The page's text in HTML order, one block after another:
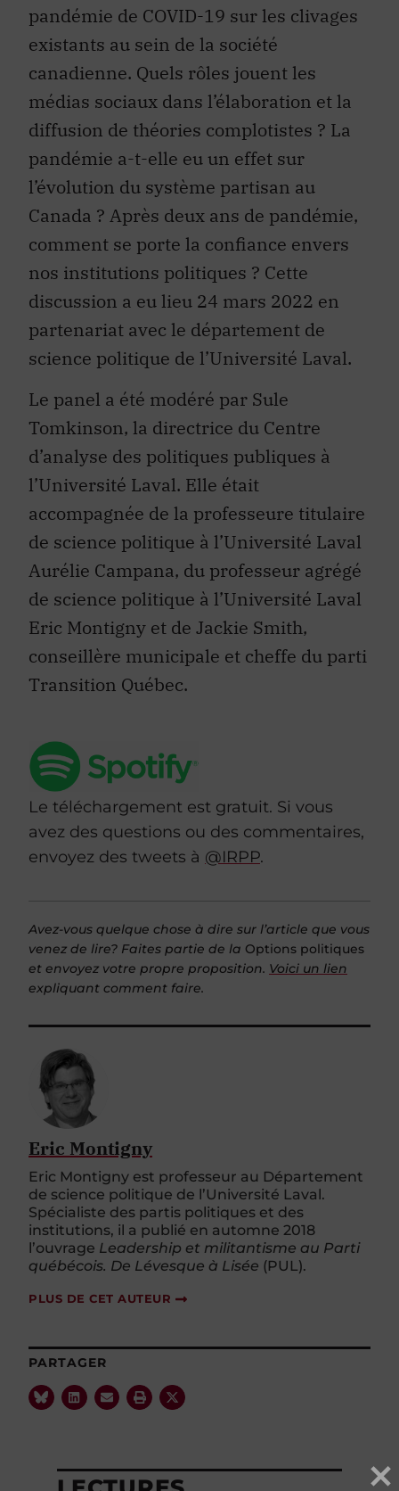
pandémie de COVID-19 sur les clivages
existants au sein de la société
canadienne. Quels rôles jouent les
médias sociaux dans l’élaboration et la
diffusion de théories complotistes ? La
pandémie a-t-elle eu un effet sur
l’évolution du système partisan au
Canada ? Après deux ans de pandémie,
comment se porte la confiance envers
nos institutions politiques ? Cette
discussion a eu lieu 24 mars 2022 en
partenariat avec le département de
science politique de l’Université Laval.
Le panel a été modéré par Sule
Tomkinson, la directrice du Centre
d’analyse des politiques publiques à
l’Université Laval. Elle était
accompagnée de la professeure titulaire
de science politique à l’Université Laval
Aurélie Campana, du professeur agrégé
de science politique à l’Université Laval
Eric Montigny et de Jackie Smith,
conseillère municipale et cheffe du parti
Transition Québec.
Le téléchargement est gratuit. Si vous
avez des questions ou des commentaires,
envoyez des tweets à @IRPP.
Avez-vous quelque chose à dire sur l’article que vous
venez de lire? Faites partie de la Options politiques
et envoyez votre propre proposition. Voici un lien
expliquant comment faire.
Eric Montigny
Eric Montigny est professeur au Département
de science politique de l’Université Laval.
Spécialiste des partis politiques et des
institutions, il a publié en automne 2018
l’ouvrage Leadership et militantisme au Parti
québécois. De Lévesque à Lisée (PUL).
PLUS DE CET AUTEUR
PARTAGER